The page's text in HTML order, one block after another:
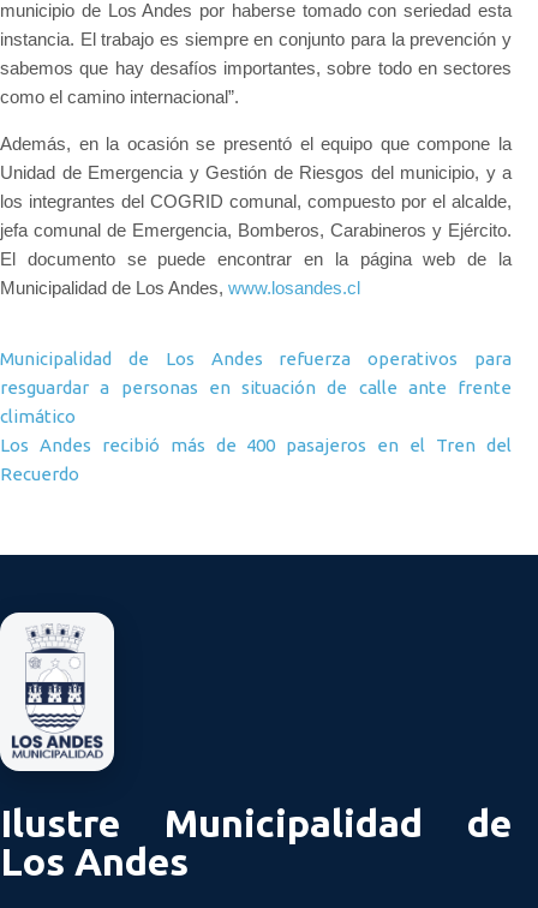
municipio de Los Andes por haberse tomado con seriedad esta
instancia. El trabajo es siempre en conjunto para la prevención y
sabemos que hay desafíos importantes, sobre todo en sectores
como el camino internacional”.
Además, en la ocasión se presentó el equipo que compone la
Unidad de Emergencia y Gestión de Riesgos del municipio, y a
los integrantes del COGRID comunal, compuesto por el alcalde,
jefa comunal de Emergencia, Bomberos, Carabineros y Ejército.
El documento se puede encontrar en la página web de la
Municipalidad de Los Andes, www.losandes.cl
Navegación de entradas
Municipalidad de Los Andes refuerza operativos para
resguardar a personas en situación de calle ante frente
climático
Los Andes recibió más de 400 pasajeros en el Tren del
Recuerdo
Ilustre Municipalidad de
Los Andes